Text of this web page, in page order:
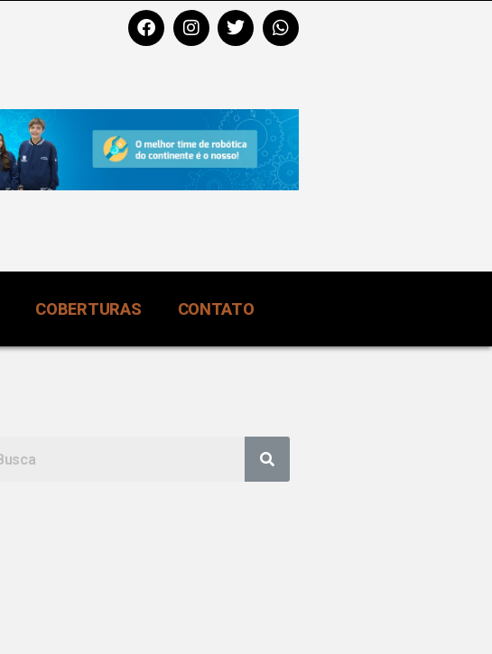
COBERTURAS CONTATO